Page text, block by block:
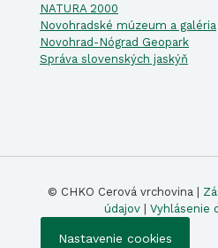
NATURA 2000
Novohradské múzeum a galéria
Novohrad-Nógrad Geopark
Správa slovenských jaskýň
© CHKO Cerová vrchovina |
údajov| Vyhlásenie
Nastavenie cookies